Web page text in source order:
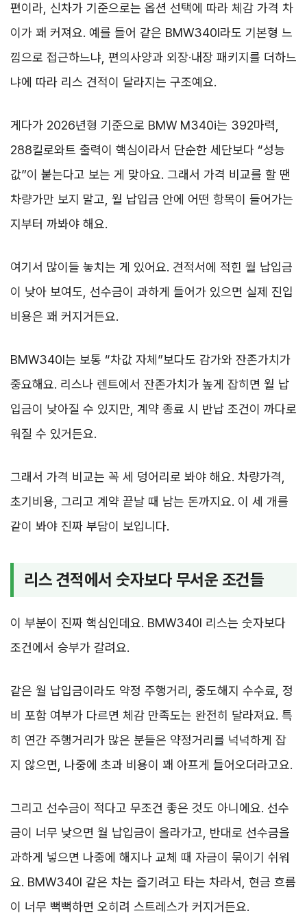
편이라, 신차가 기준으로는 옵션 선택에 따라 체감 가격 차
이가 꽤 커져요. 예를 들어 같은 BMW340I라도 기본형 느
낌으로 접근하느냐, 편의사양과 외장·내장 패키지를 더하느
냐에 따라 리스 견적이 달라지는 구조예요.
게다가 2026년형 기준으로 BMW M340i는 392마력,
288킬로와트 출력이 핵심이라서 단순한 세단보다 “성능
값”이 붙는다고 보는 게 맞아요. 그래서 가격 비교를 할 땐
차량가만 보지 말고, 월 납입금 안에 어떤 항목이 들어가는
지부터 까봐야 해요.
여기서 많이들 놓치는 게 있어요. 견적서에 적힌 월 납입금
이 낮아 보여도, 선수금이 과하게 들어가 있으면 실제 진입
비용은 꽤 커지거든요.
BMW340I는 보통 “차값 자체”보다도 감가와 잔존가치가
중요해요. 리스나 렌트에서 잔존가치가 높게 잡히면 월 납
입금이 낮아질 수 있지만, 계약 종료 시 반납 조건이 까다로
워질 수 있거든요.
그래서 가격 비교는 꼭 세 덩어리로 봐야 해요. 차량가격,
초기비용, 그리고 계약 끝날 때 남는 돈까지요. 이 세 개를
같이 봐야 진짜 부담이 보입니다.
리스 견적에서 숫자보다 무서운 조건들
이 부분이 진짜 핵심인데요. BMW340I 리스는 숫자보다
조건에서 승부가 갈려요.
같은 월 납입금이라도 약정 주행거리, 중도해지 수수료, 정
비 포함 여부가 다르면 체감 만족도는 완전히 달라져요. 특
히 연간 주행거리가 많은 분들은 약정거리를 넉넉하게 잡
지 않으면, 나중에 초과 비용이 꽤 아프게 들어오더라고요.
그리고 선수금이 적다고 무조건 좋은 것도 아니에요. 선수
금이 너무 낮으면 월 납입금이 올라가고, 반대로 선수금을
과하게 넣으면 나중에 해지나 교체 때 자금이 묶이기 쉬워
요. BMW340I 같은 차는 즐기려고 타는 차라서, 현금 흐름
이 너무 뻑뻑하면 오히려 스트레스가 커지거든요.